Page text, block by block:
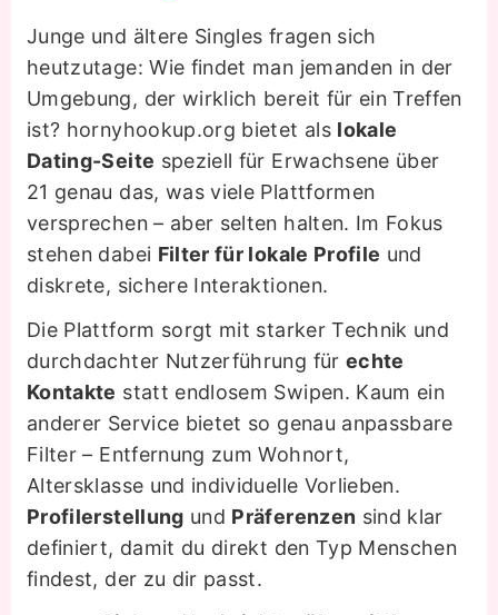
Junge und ältere Singles fragen sich
heutzutage: Wie findet man jemanden in der
Umgebung, der wirklich bereit für ein Treffen
ist? hornyhookup.org bietet als lokale
Dating-Seite speziell für Erwachsene über
21 genau das, was viele Plattformen
versprechen – aber selten halten. Im Fokus
stehen dabei Filter für lokale Profile und
diskrete, sichere Interaktionen.
Die Plattform sorgt mit starker Technik und
durchdachter Nutzerführung für echte
Kontakte statt endlosem Swipen. Kaum ein
anderer Service bietet so genau anpassbare
Filter – Entfernung zum Wohnort,
Altersklasse und individuelle Vorlieben.
Profilerstellung und Präferenzen sind klar
definiert, damit du direkt den Typ Menschen
findest, der zu dir passt.